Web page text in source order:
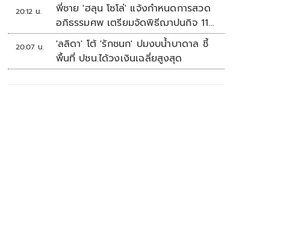
20:12 น.
พี่ชาย 'ฮลุน โซโล่' แจ้งกำหนดการสวด
อภิธรรมศพ เตรียมจัดพิธีฌาปนกิจ 11
ส.ค.
20:07 น.
'ลลิดา' โต้ 'รักชนก' ปมงบน้ำบาดาล ชี้
พื้นที่ ปชน.ได้วงเงินเฉลี่ยสูงสุด